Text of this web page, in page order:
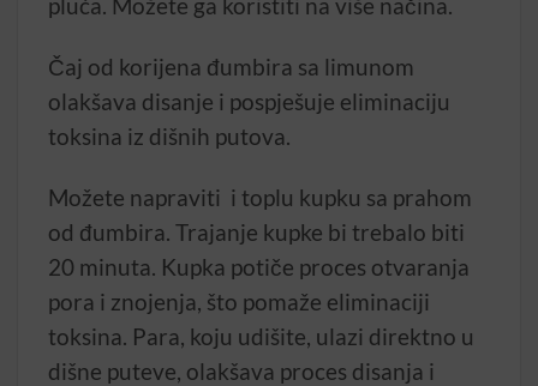
pluća. Možete ga koristiti na više načina.
Čaj od korijena đumbira sa limunom
olakšava disanje i pospješuje eliminaciju
toksina iz dišnih putova.
Možete napraviti i toplu kupku sa prahom
od đumbira. Trajanje kupke bi trebalo biti
20 minuta. Kupka potiče proces otvaranja
pora i znojenja, što pomaže eliminaciji
toksina. Para, koju udišite, ulazi direktno u
dišne puteve, olakšava proces disanja i